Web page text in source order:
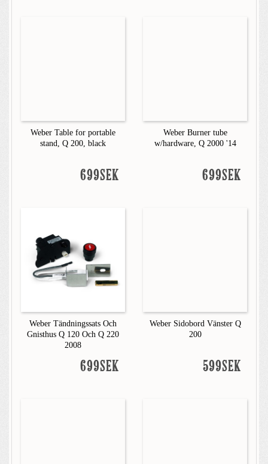
Weber Table for portable
stand, Q 200, black
699SEK
Weber Burner tube
w/hardware, Q 2000 '14
699SEK
Weber Tändningssats Och
Gnisthus Q 120 Och Q 220
2008
699SEK
Weber Sidobord Vänster Q
200
599SEK